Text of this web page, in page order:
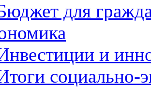
для
и
социально-